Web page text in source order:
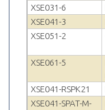
XSE031-6
XSE041-3
XSE051-2
XSE061-5
XSE041-RSPK21
XSE041-SPAT-M-